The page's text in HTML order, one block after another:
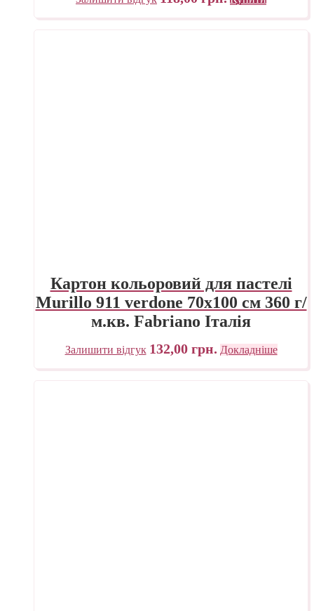
Картон кольоровий для пастелі
Murillo 911 verdone 70х100 см 360 г/
м.кв. Fabriano Італія
Залишити відгук 132,00 грн. Докладніше